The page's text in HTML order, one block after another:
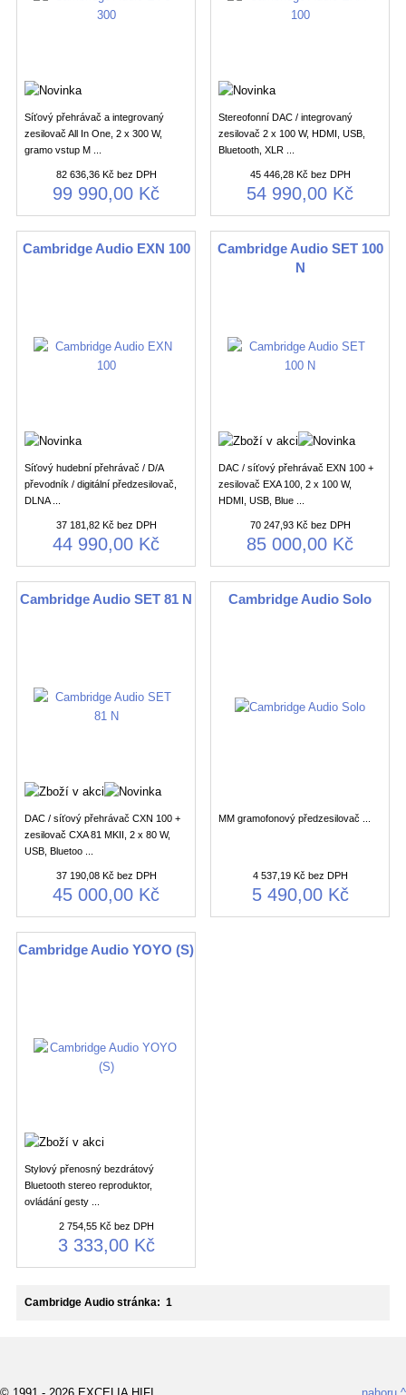
Síťový přehrávač a integrovaný
zesilovač All In One, 2 x 300 W,
gramo vstup M ...
82 636,36 Kč bez DPH
99 990,00 Kč
Stereofonní DAC / integrovaný
zesilovač 2 x 100 W, HDMI, USB,
Bluetooth, XLR ...
45 446,28 Kč bez DPH
54 990,00 Kč
Cambridge Audio EXN 100
Síťový hudební přehrávač / D/A
převodník / digitální předzesilovač,
DLNA ...
37 181,82 Kč bez DPH
44 990,00 Kč
Cambridge Audio SET 100
N
DAC / síťový přehrávač EXN 100 +
zesilovač EXA 100, 2 x 100 W,
HDMI, USB, Blue ...
70 247,93 Kč bez DPH
85 000,00 Kč
Cambridge Audio SET 81 N
DAC / síťový přehrávač CXN 100 +
zesilovač CXA 81 MKII, 2 x 80 W,
USB, Bluetoo ...
37 190,08 Kč bez DPH
45 000,00 Kč
Cambridge Audio Solo
MM gramofonový předzesilovač ...
4 537,19 Kč bez DPH
5 490,00 Kč
Cambridge Audio YOYO (S)
Stylový přenosný bezdrátový
Bluetooth stereo reproduktor,
ovládání gesty ...
2 754,55 Kč bez DPH
3 333,00 Kč
Cambridge Audio stránka: 1